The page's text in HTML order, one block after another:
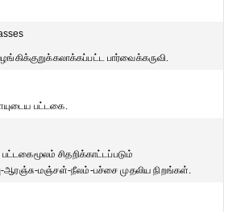
பார்வைக்கருவி.
பட்டகை.
சிதறிக்காட்டப்படும்
ஆரஞ்சு-மஞ்சள்-நீலம்-பச்சை முதலிய நிறங்கள்.